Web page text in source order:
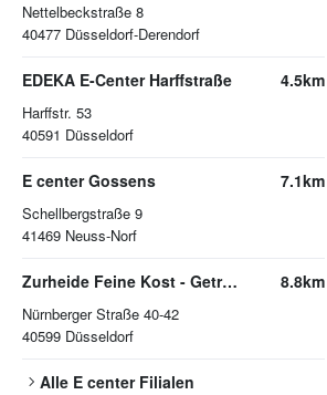
Nettelbeckstraße 8
40477 Düsseldorf-Derendorf
EDEKA E-Center Harffstraße
Harffstr. 53
40591 Düsseldorf
4.5km
E center Gossens
Schellbergstraße 9
41469 Neuss-Norf
7.1km
Zurheide Feine Kost - Getränkemarkt
Nürnberger Straße 40-42
40599 Düsseldorf
8.8km
Alle E centerFilialen